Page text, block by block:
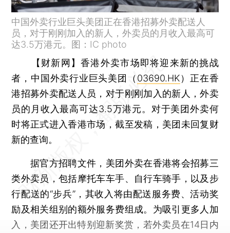
中国外卖行业巨头美团正在香港招募外卖配送人
员，对于刚刚加入的新人，外卖员的月收入最高可
达3.5万港元。图：IC photo
【财新网】香港外卖市场即将迎来新的挑战
者，中国外卖行业巨头美团（03690.HK）正在香
港招募外卖配送人员，对于刚刚加入的新人，外卖
员的月收入最高可达3.5万港元。对于美团外卖何
时将正式进入香港市场，截至发稿，美团未回复财
新的查询。
据官方招聘文件，美团外卖在香港将会招募三
类外卖员，包括摩托车车手、自行车骑手，以及步
行配送的“步兵”，其收入将由配送服务费、活动奖
励及相关组别的额外服务费组成。为吸引更多人加
入，美团还开出特别迎新奖赏，若外卖员在14日内